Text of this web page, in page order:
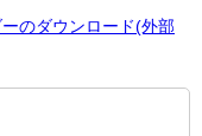
のダウンロード(外部